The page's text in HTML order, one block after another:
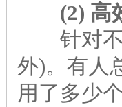
(2) 高
针对不
外)。有人
用了多少